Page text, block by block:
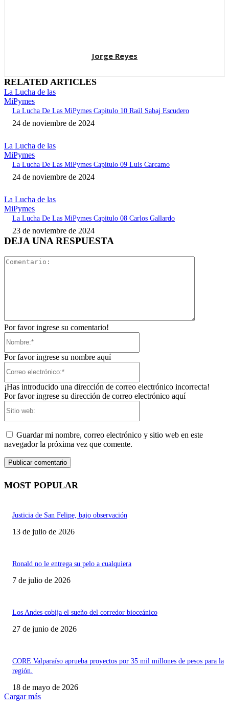
Jorge Reyes
RELATED ARTICLES
La Lucha de las
MiPymes
La Lucha De Las MiPymes Capitulo 10 Raúl Sabaj Escudero
24 de noviembre de 2024
La Lucha de las
MiPymes
La Lucha De Las MiPymes Capitulo 09 Luis Carcamo
24 de noviembre de 2024
La Lucha de las
MiPymes
La Lucha De Las MiPymes Capitulo 08 Carlos Gallardo
23 de noviembre de 2024
DEJA UNA RESPUESTA
Por favor ingrese su comentario!
Por favor ingrese su nombre aquí
¡Has introducido una dirección de correo electrónico incorrecta!
Por favor ingrese su dirección de correo electrónico aquí
Guardar mi nombre, correo electrónico y sitio web en este
navegador la próxima vez que comente.
MOST POPULAR
Justicia de San Felipe, bajo observación
13 de julio de 2026
Ronald no le entrega su pelo a cualquiera
7 de julio de 2026
Los Andes cobija el sueño del corredor bioceánico
27 de junio de 2026
CORE Valparaíso aprueba proyectos por 35 mil millones de pesos para la
región.
18 de mayo de 2026
Cargar más